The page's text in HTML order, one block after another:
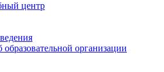
центр
образовательной организации